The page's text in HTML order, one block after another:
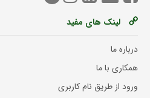
لینک های مفید
درباره ما
همکاری با ما
ورود از طریق نام کاربری